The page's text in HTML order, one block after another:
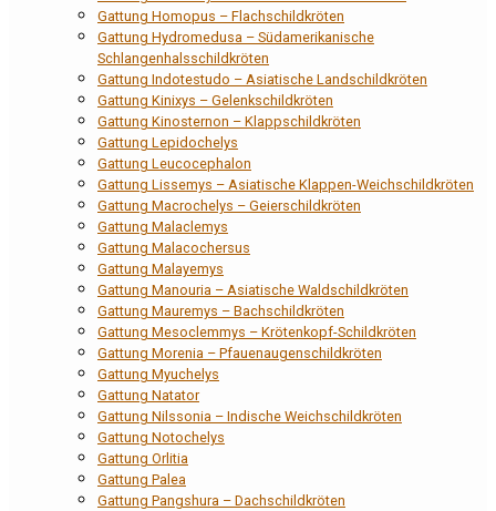
Gattung Homopus – Flachschildkröten
Gattung Hydromedusa – Südamerikanische
Schlangenhalsschildkröten
Gattung Indotestudo – Asiatische Landschildkröten
Gattung Kinixys – Gelenkschildkröten
Gattung Kinosternon – Klappschildkröten
Gattung Lepidochelys
Gattung Leucocephalon
Gattung Lissemys – Asiatische Klappen-Weichschildkröten
Gattung Macrochelys – Geierschildkröten
Gattung Malaclemys
Gattung Malacochersus
Gattung Malayemys
Gattung Manouria – Asiatische Waldschildkröten
Gattung Mauremys – Bachschildkröten
Gattung Mesoclemmys – Krötenkopf-Schildkröten
Gattung Morenia – Pfauenaugenschildkröten
Gattung Myuchelys
Gattung Natator
Gattung Nilssonia – Indische Weichschildkröten
Gattung Notochelys
Gattung Orlitia
Gattung Palea
Gattung Pangshura – Dachschildkröten